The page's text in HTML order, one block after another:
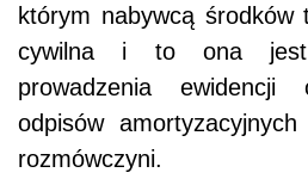
którym nabywcą środków
cywilna i to ona jest
prowadzenia ewidencji
odpisów
rozmówczyni.